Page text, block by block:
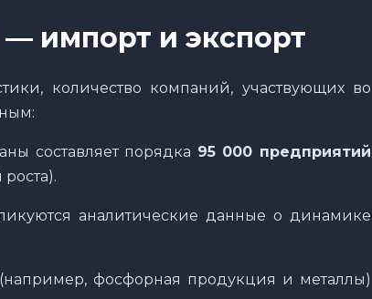
— импорт и экспорт
количество компаний, участвующих во
составляет порядка 95 000 предприятий
аналитические данные о динамике
фосфорная продукция и металлы)